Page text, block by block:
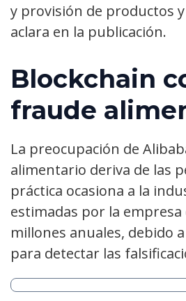
y provisión de productos
aclara en la publicación.
Blockchain
fraude
La preocupación de
alimentario deriva de las
práctica ocasiona a la
estimadas por la empresa
millones anuales, debido
para detectar las